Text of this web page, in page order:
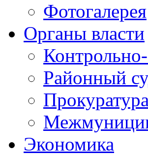
Фотогалерея
Органы власти
Районный
Прокуратура
Экономика